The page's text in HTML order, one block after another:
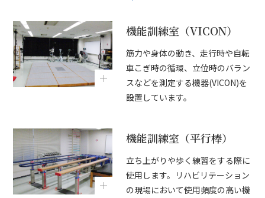
機能訓練室（VICON）
筋力や身体の動き、走行時や自転
車こぎ時の循環、立位時のバラン
スなどを測定する機器(VICON)を
設置しています。
機能訓練室（平行棒）
立ち上がりや歩く練習をする際に
使用します。リハビリテーション
の現場において使用頻度の高い機